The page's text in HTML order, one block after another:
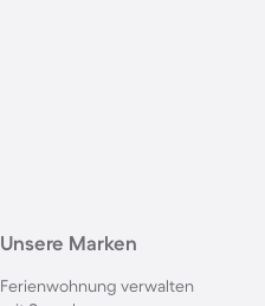
Unsere Marken
Ferienwohnung verwalten